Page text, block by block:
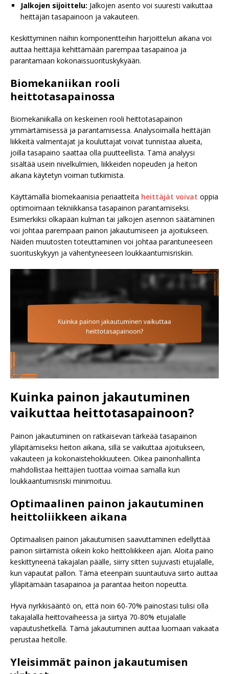
Jalkojen sijoittelu: Jalkojen asento voi suuresti vaikuttaa
heittäjän tasapainoon ja vakauteen.
Keskittyminen näihin komponentteihin harjoittelun aikana voi
auttaa heittäjiä kehittämään parempaa tasapainoa ja
parantamaan kokonaissuorituskykyään.
Biomekaniikan rooli
heittotasapainossa
Biomekaniikalla on keskeinen rooli heittotasapainon
ymmärtämisessä ja parantamisessa. Analysoimalla heittäjän
liikkeitä valmentajat ja kouluttajat voivat tunnistaa alueita,
joilla tasapaino saattaa olla puutteellista. Tämä analyysi
sisältää usein nivelkulmien, liikkeiden nopeuden ja heiton
aikana käytetyn voiman tutkimista.
Käyttämällä biomekaanisia periaatteita heittäjät voivat oppia
optimoimaan tekniikkansa tasapainon parantamiseksi.
Esimerkiksi olkapään kulman tai jalkojen asennon säätäminen
voi johtaa parempaan painon jakautumiseen ja ajoitukseen.
Näiden muutosten toteuttaminen voi johtaa parantuneeseen
suorituskykyyn ja vähentyneeseen loukkaantumisriskiin.
Kuinka painon jakautuminen
vaikuttaa heittotasapainoon?
Painon jakautuminen on ratkaisevan tärkeää tasapainon
ylläpitämiseksi heiton aikana, sillä se vaikuttaa ajoitukseen,
vakauteen ja kokonaistehokkuuteen. Oikea painonhallinta
mahdollistaa heittäjien tuottaa voimaa samalla kun
loukkaantumisriski minimoituu.
Optimaalinen painon jakautuminen
heittoliikkeen aikana
Optimaalisen painon jakautumisen saavuttaminen edellyttää
painon siirtämistä oikein koko heittoliikkeen ajan. Aloita paino
keskittyneenä takajalan päälle, siirry sitten sujuvasti etujalalle,
kun vapautat pallon. Tämä eteenpäin suuntautuva siirto auttaa
ylläpitämään tasapainoa ja parantaa heiton nopeutta.
Hyvä nyrkkisääntö on, että noin 60-70% painostasi tulisi olla
takajalalla heittovaiheessa ja siirtyä 70-80% etujalalle
vapautushetkellä. Tämä jakautuminen auttaa luomaan vakaata
perustaa heitolle.
Yleisimmät painon jakautumisen